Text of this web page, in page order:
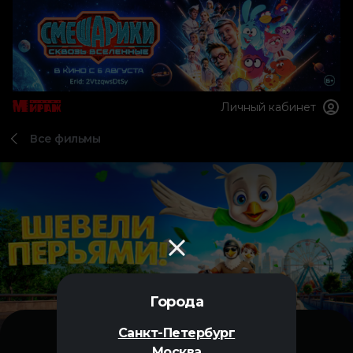
Города
Санкт-Петербург
Личный кабинет
Все фильмы